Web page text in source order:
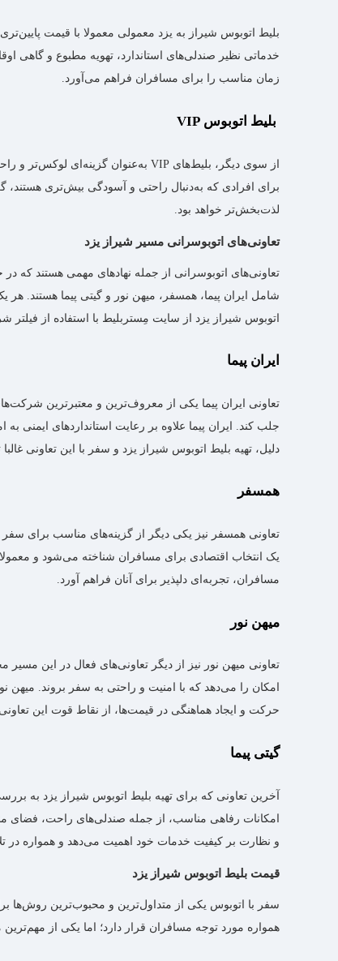
بلیط اتوبوس شیراز به یزد معمولی معمولا با قیمت
خدماتی نظیر صندلی‌های استاندارد، تهویه مطبوع و
زمان مناسب را برای مسافران فراهم می‌آورد.
بلیط اتوبوس VIP
لذت‌بخش‌تر خواهد بود.
تعاونی‌های اتوبوسرانی مسیر شیراز یزد
تعاونی‌های اتوبوسرانی از جمله نهادهای مهمی هستند که
شامل ایران پیما، همسفر، میهن نور و گیتی پیما هستند.
اتوبوس شیراز یزد از سایت مِستربلیط با استفاده از
ایران پیما
تعاونی ایران پیما یکی از معروف‌ترین و معتبرترین
جلب کند. ایران پیما علاوه بر رعایت استانداردهای
دلیل، تهیه بلیط اتوبوس شیراز یزد و سفر با این
همسفر
تعاونی همسفر نیز یکی دیگر از گزینه‌های مناسب برای سفر
یک انتخاب اقتصادی برای مسافران شناخته می‌شود و
مسافران، تجربه‌ای دلپذیر برای آنان فراهم آورد.
میهن نور
تعاونی میهن نور نیز از دیگر تعاونی‌های فعال در این
امکان را می‌دهد که با امنیت و راحتی به سفر بروند.
حرکت و ایجاد هماهنگی در قیمت‌ها، از نقاط قوت این
گیتی پیما
آخرین تعاونی که برای تهیه بلیط اتوبوس شیراز یزد به
امکانات رفاهی مناسب، از جمله صندلی‌های راحت، فضای
و نظارت بر کیفیت خدمات خود اهمیت می‌دهد و همواره در
قیمت بلیط اتوبوس شیراز یزد
سفر با اتوبوس یکی از متداول‌ترین و محبوب‌ترین روش‌ها
همواره مورد توجه مسافران قرار دارد؛ اما یکی از